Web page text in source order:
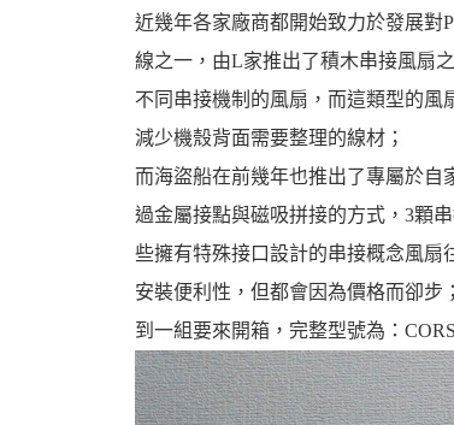
婆
汽
近幾年各家廠商都開始致力於發展對
線之一，由L家推出了積木串接風扇
不同串接機制的風扇，而這類型的
減少機殼背面需要整理的線材；
而海盜船在前幾年也推出了專屬於
過金屬接點與磁吸拼接的方式，3顆
些擁有特殊接口設計的串接概念風扇
安裝便利性，但都會因為價格而卻
到一組要來開箱，完整型號為：